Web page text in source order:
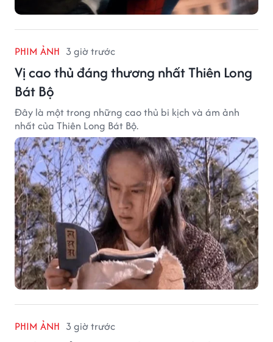
PHIM ẢNH 3 giờ trước
Vị cao thủ đáng thương nhất Thiên Long
Bát Bộ
Đây là một trong những cao thủ bi kịch và ám ảnh
nhất của Thiên Long Bát Bộ.
PHIM ẢNH 3 giờ trước